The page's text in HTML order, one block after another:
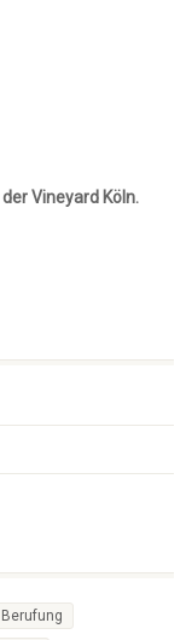
der Vineyard Köln.
Berufung